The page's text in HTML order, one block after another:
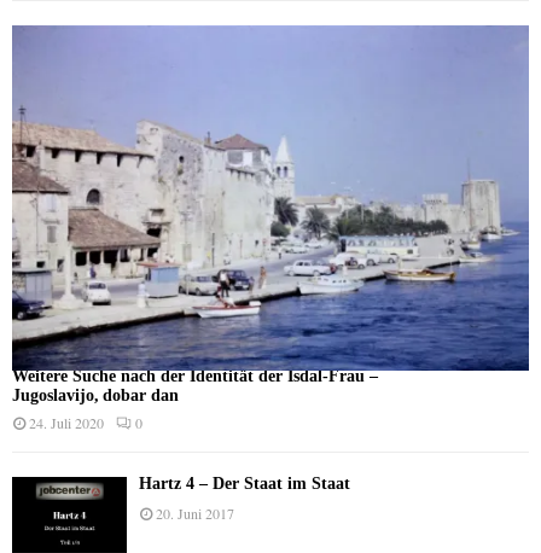
Weitere Suche nach der Identität der Isdal-Frau –
Jugoslavijo, dobar dan
24. Juli 2020 0
Hartz 4 – Der Staat im Staat
20. Juni 2017